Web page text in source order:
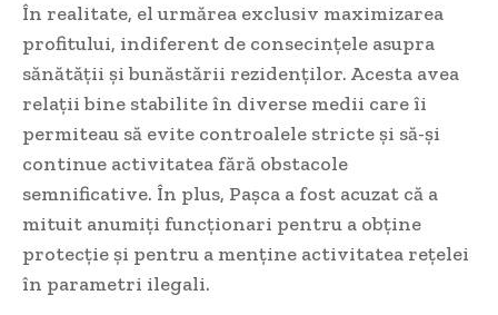
În realitate, el urmărea exclusiv maximizarea
profitului, indiferent de consecințele asupra
sănătății și bunăstării rezidenților. Acesta avea
relații bine stabilite în diverse medii care îi
permiteau să evite controalele stricte și să-și
continue activitatea fără obstacole
semnificative. În plus, Pașca a fost acuzat că a
mituit anumiți funcționari pentru a obține
protecție și pentru a menține activitatea rețelei
în parametri ilegali.